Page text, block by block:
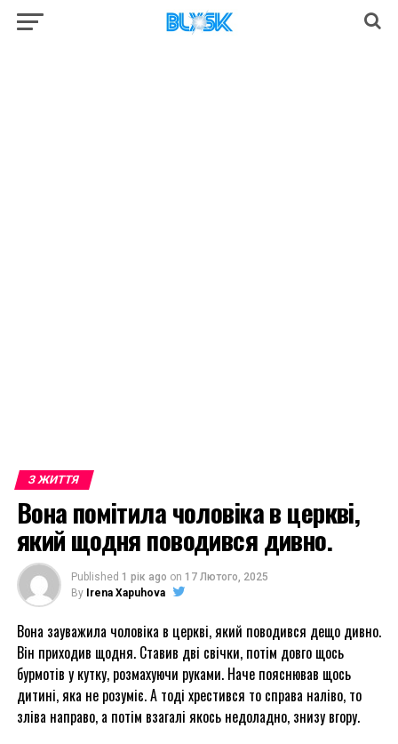
З ЖИТТЯ
Вона помітила чоловіка в церкві,
який щодня поводився дивно.
Published 1 рік ago on 17 Лютого, 2025
By Irena Xapuhova
Вона зауважила чоловіка в церкві, який поводився дещо дивно.
Він приходив щодня. Ставив дві свічки, потім довго щось
бурмотів у кутку, розмахуючи руками. Наче пояснював щось
дитині, яка не розуміє. А тоді хрестився то справа наліво, то
зліва направо, а потім взагалі якось недоладно, знизу вгору.